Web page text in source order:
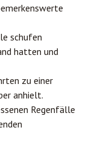
schufen
hatten und
zu einer
anhielt.
Regenfälle